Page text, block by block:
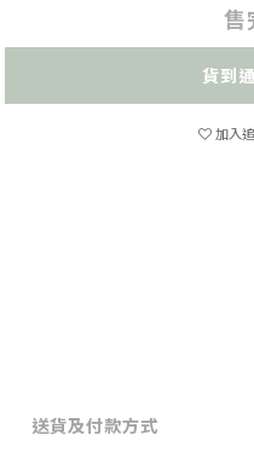
售
貨到
加入
送貨及付款方式